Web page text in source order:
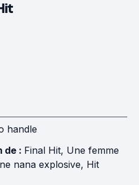
handle
de : Final Hit, Une femme
nana explosive, Hit